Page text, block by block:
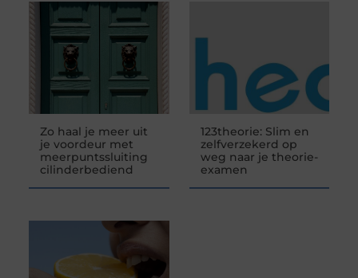
Zo haal je meer uit
je voordeur met
meerpuntssluiting
cilinderbediend
123theorie: Slim en
zelfverzekerd op
weg naar je theorie-
examen